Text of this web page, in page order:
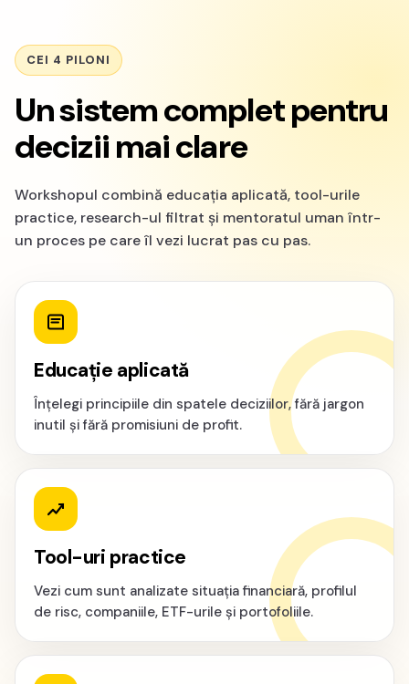
CEI 4 PILONI
Un sistem complet pentru
decizii mai clare
Workshopul combină educația aplicată, tool-urile
practice, research-ul filtrat și mentoratul uman într-
un proces pe care îl vezi lucrat pas cu pas.
Educație aplicată
Înțelegi principiile din spatele deciziilor, fără jargon
inutil și fără promisiuni de profit.
Tool-uri practice
Vezi cum sunt analizate situația financiară, profilul
de risc, companiile, ETF-urile și portofoliile.